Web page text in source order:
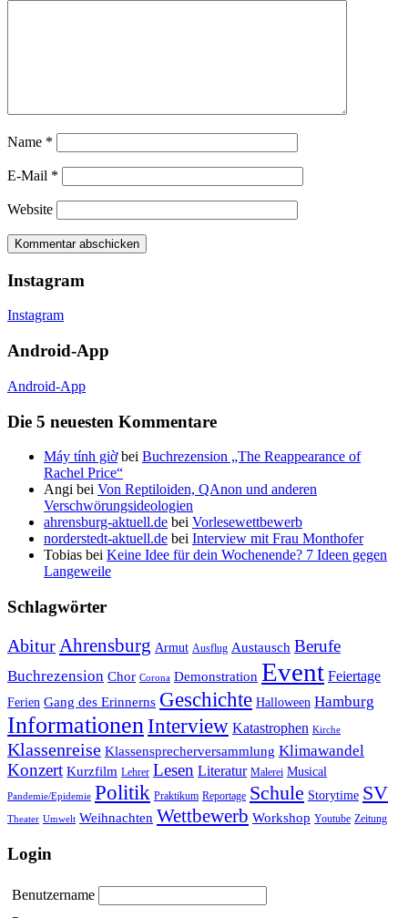
Name *
E-Mail *
Website
Instagram
Instagram
Android-App
Android-App
Die 5 neuesten Kommentare
Máy tính giờbei Buchrezension „The Reappearance of
Rachel Price“
Angi bei Von Reptiloiden, QAnon und anderen
Verschwörungsideologien
ahrensburg-aktuell.de bei Vorlesewettbewerb
norderstedt-aktuell.de bei Interview mit Frau Monthofer
Tobias bei Keine Idee für dein Wochenende? 7 Ideen gegen
Langeweile
Schlagwörter
Abitur Ahrensburg Armut Ausflug Austausch Berufe
Buchrezension Chor Corona Demonstration Event Feiertage
Ferien Gang des Erinnerns Geschichte Halloween Hamburg
Informationen Interview Katastrophen Kirche
Klassenreise Klassensprecherversammlung Klimawandel
Konzert Kurzfilm Lehrer Lesen Literatur Malerei Musical
Pandemie/Epidemie Politik Praktikum Reportage Schule Storytime SV
Theater Umwelt Weihnachten Wettbewerb Workshop Youtube Zeitung
Login
Benutzername